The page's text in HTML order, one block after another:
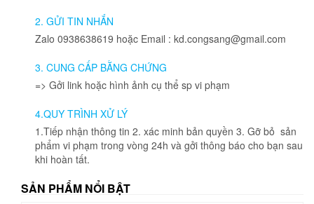
chọn
có
thể
được
chọn
trên
sản
phẩm
2. GỬI TIN NHẮN
Zalo 0938638619 hoặc Email : kd.congsang@gmail.com
3. CUNG CẤP BẰNG CHỨNG
=> Gởi link hoặc hình ảnh cụ thể sp vi phạm
4.QUY TRÌNH XỬ LÝ
1.Tiếp nhận thông tin 2. xác minh bản quyền 3. Gỡ bỏ sản
phẩm vi phạm trong vòng 24h và gởi thông báo cho bạn sau
khi hoàn tất.
SẢN PHẨM NỔI BẬT